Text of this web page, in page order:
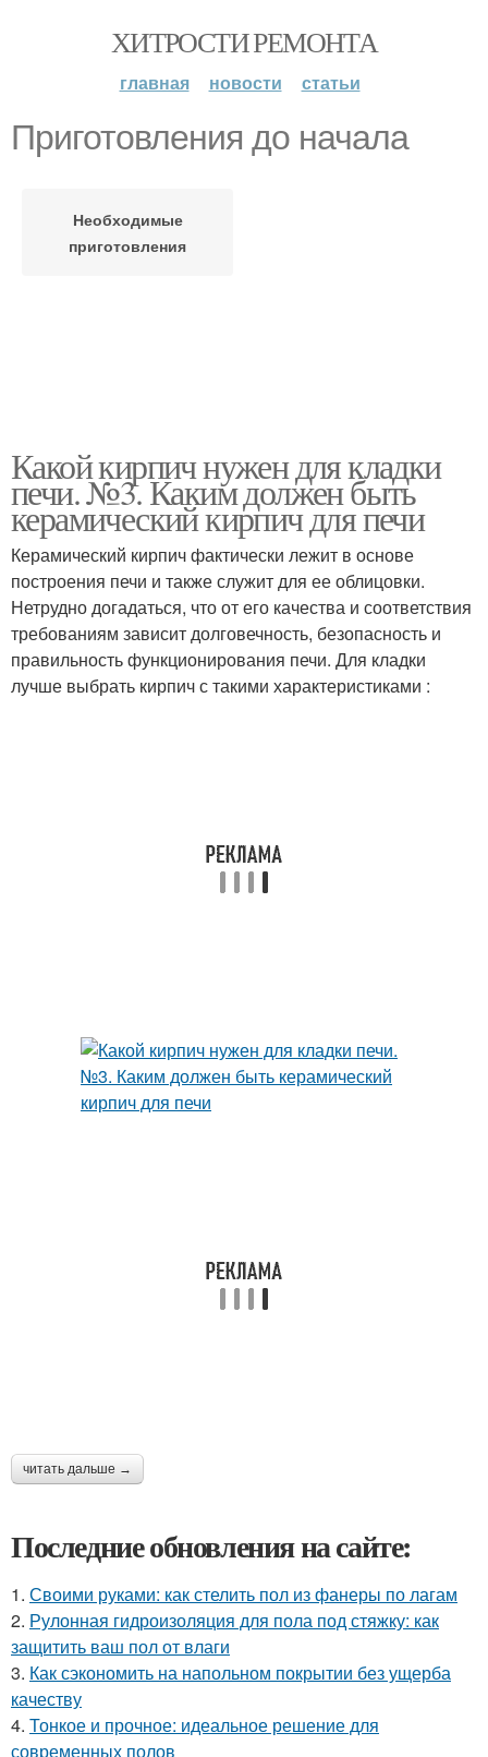
ХИТРОСТИ РЕМОНТА
главная новости статьи
Приготовления до начала
Необходимые
приготовления
Какой кирпич нужен для кладки
печи. №3. Каким должен быть
керамический кирпич для печи
Керамический кирпич фактически лежит в основе
построения печи и также служит для ее облицовки.
Нетрудно догадаться, что от его качества и соответствия
требованиям зависит долговечность, безопасность и
правильность функционирования печи. Для кладки
лучше выбрать кирпич с такими характеристиками :
читать дальше →
Последние обновления на сайте:
1. Своими руками: как стелить пол из фанеры по лагам
2. Рулонная гидроизоляция для пола под стяжку: как
защитить ваш пол от влаги
3. Как сэкономить на напольном покрытии без ущерба
качеству
4. Тонкое и прочное: идеальное решение для
современных полов